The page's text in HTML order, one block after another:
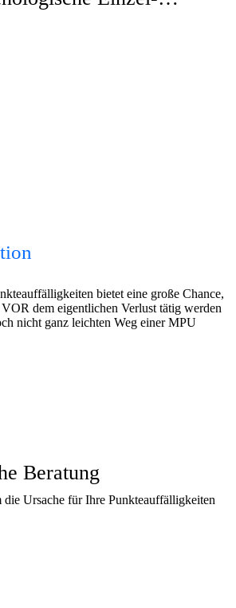
bietet eine große Chance,
dem eigentlichen Verlust tätig werden
nicht ganz leichten Weg einer MPU
Beratung
die Ursache für Ihre Punkteauffälligkeiten